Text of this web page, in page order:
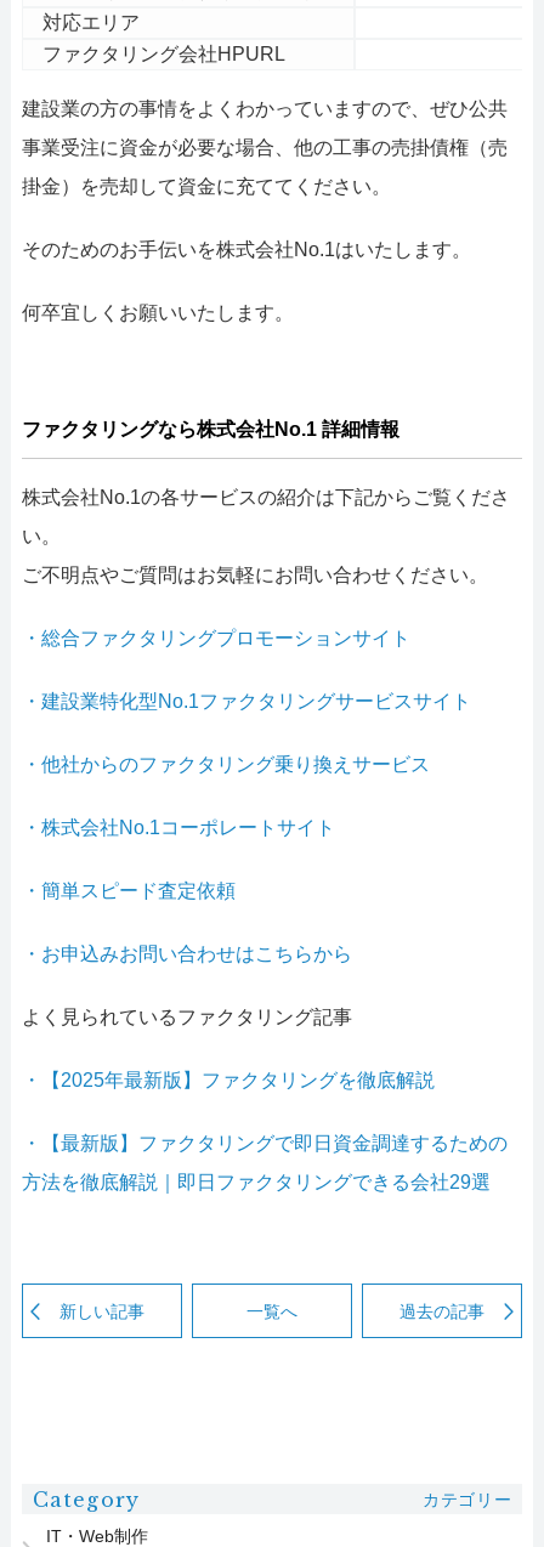
対応エリア
ファクタリング会社HPURL
建設業の方の事情をよくわかっていますので、ぜひ公共
事業受注に資金が必要な場合、他の工事の売掛債権（売
掛金）を売却して資金に充ててください。
そのためのお手伝いを株式会社No.1はいたします。
何卒宜しくお願いいたします。
ファクタリングなら株式会社No.1 詳細情報
株式会社No.1の各サービスの紹介は下記からご覧くださ
い。
ご不明点やご質問はお気軽にお問い合わせください。
・総合ファクタリングプロモーションサイト
・建設業特化型No.1ファクタリングサービスサイト
・他社からのファクタリング乗り換えサービス
・株式会社No.1コーポレートサイト
・簡単スピード査定依頼
・お申込みお問い合わせはこちらから
よく見られているファクタリング記事
・【2025年最新版】ファクタリングを徹底解説
・【最新版】ファクタリングで即日資金調達するための
方法を徹底解説｜即日ファクタリングできる会社29選
新しい記事 一覧へ 過去の記事
Category
カテゴリー
IT・Web制作